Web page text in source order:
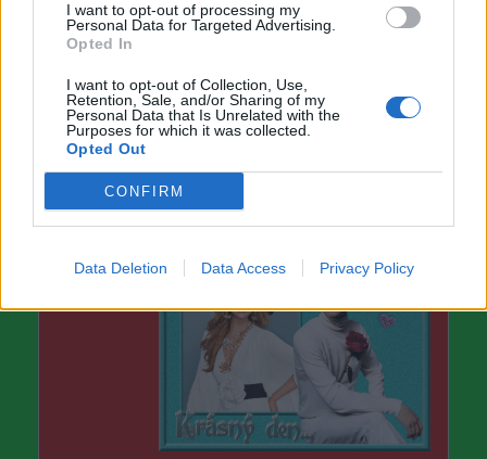
I want to opt-out of processing my
Personal Data for Targeted Advertising.
Opted In
I want to opt-out of Collection, Use,
Retention, Sale, and/or Sharing of my
Personal Data that Is Unrelated with the
Purposes for which it was collected.
Opted Out
CONFIRM
Data Deletion Data Access Privacy Policy
lovely-dream (před 5 lety)